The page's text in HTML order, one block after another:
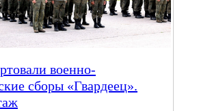
военно-
сборы «Гвардеец».